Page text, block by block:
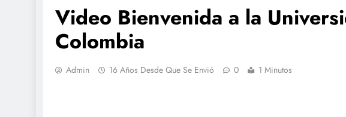
Video Bienvenida a la
Colombia
Admin 16 Años Desde Que Se Envió 0 1 Minutos